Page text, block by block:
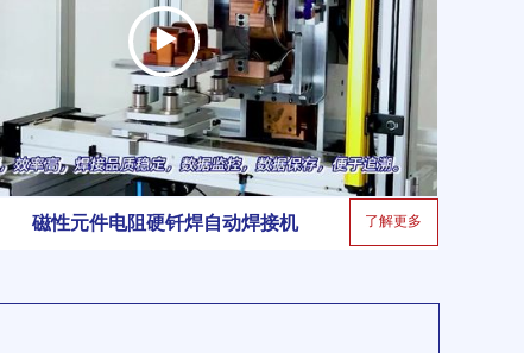
了解更多
磁性元件电阻硬钎焊自动焊接机